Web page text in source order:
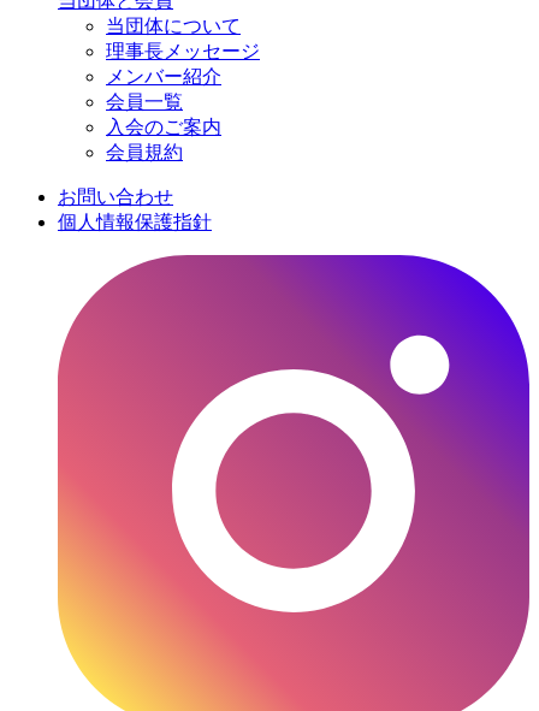
当団体について
理事長メッセージ
メンバー紹介
会員一覧
入会のご案内
会員規約
お問い合わせ
個人情報保護指針